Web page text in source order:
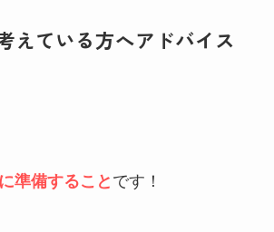
えている方へアドバイス
準備すること です！